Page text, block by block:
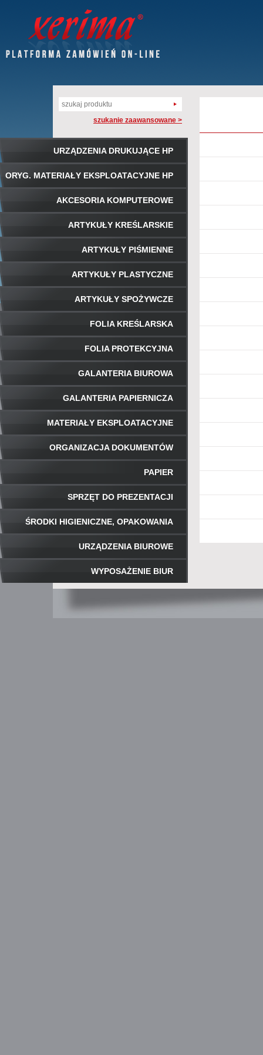
szukanie zaawansowane >
URZĄDZENIA DRUKUJĄCE HP
ORYG. MATERIAŁY EKSPLOATACYJNE HP
AKCESORIA KOMPUTEROWE
ARTYKUŁY KREŚLARSKIE
ARTYKUŁY PIŚMIENNE
ARTYKUŁY PLASTYCZNE
ARTYKUŁY SPOŻYWCZE
FOLIA KREŚLARSKA
FOLIA PROTEKCYJNA
GALANTERIA BIUROWA
GALANTERIA PAPIERNICZA
MATERIAŁY EKSPLOATACYJNE
ORGANIZACJA DOKUMENTÓW
PAPIER
SPRZĘT DO PREZENTACJI
ŚRODKI HIGIENICZNE, OPAKOWANIA
URZĄDZENIA BIUROWE
WYPOSAŻENIE BIUR